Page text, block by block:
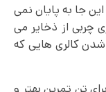
جا به پایان نمی
چربی از ذخایر می
کالری هایی که
تن تمرین بهتر و